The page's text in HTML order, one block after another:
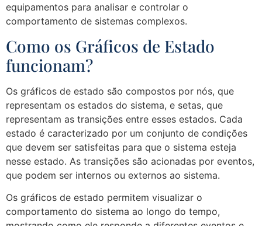
equipamentos para analisar e controlar o
comportamento de sistemas complexos.
Como os Gráficos de Estado
funcionam?
Os gráficos de estado são compostos por nós, que
representam os estados do sistema, e setas, que
representam as transições entre esses estados. Cada
estado é caracterizado por um conjunto de condições
que devem ser satisfeitas para que o sistema esteja
nesse estado. As transições são acionadas por eventos,
que podem ser internos ou externos ao sistema.
Os gráficos de estado permitem visualizar o
comportamento do sistema ao longo do tempo,